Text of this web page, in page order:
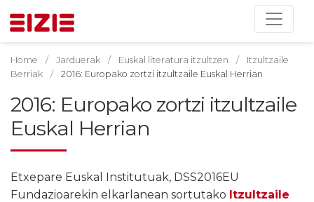
Home Jarduerak Euskal literatura itzultzen
Itzultzaile
Berriak
2016: Europako zortzi itzultzaile Euskal Herrian
2016: Europako zortzi itzultzaile
Euskal Herrian
Etxepare Euskal Institutuak, DSS2016EU
Fundazioarekin elkarlanean sortutako Itzultzaile